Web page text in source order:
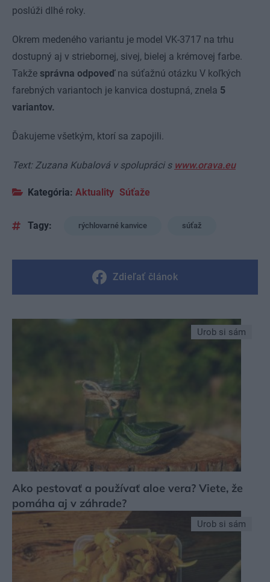
poslúži dlhé roky.
Okrem medeného variantu je model VK-3717 na trhu
dostupný aj v striebornej, sivej, bielej a krémovej farbe.
Takže správna odpoveďna súťažnú otázku V koľkých
farebných variantoch je kanvica dostupná, znela 5
variantov.
Ďakujeme všetkým, ktorí sa zapojili.
Text: Zuzana Kubalová v spolupráci s www.orava.eu
Kategória: Aktuality Súťaže
Tagy: rýchlovarné kanvice súťaž
Zdieľať článok
Urob si sám
Ako pestovať a používať aloe vera? Viete, že
pomáha aj v záhrade?
Urob si sám